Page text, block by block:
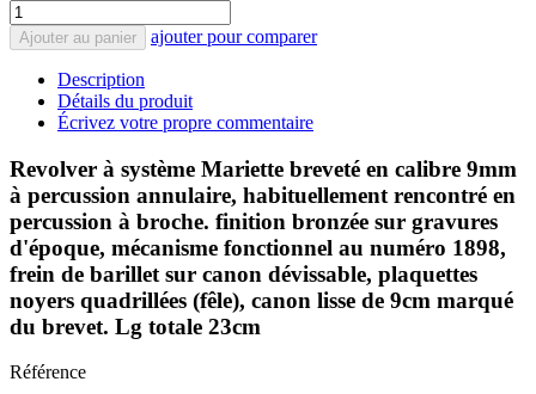
Ajouter au panier ajouter pour comparer
Description
Détails du produit
Écrivez votre propre commentaire
Revolver à système Mariette breveté en calibre 9mm
à percussion annulaire, habituellement rencontré en
percussion à broche. finition bronzée sur gravures
d'époque, mécanisme fonctionnel au numéro 1898,
frein de barillet sur canon dévissable, plaquettes
noyers quadrillées (fêle), canon lisse de 9cm marqué
du brevet. Lg totale 23cm
Référence